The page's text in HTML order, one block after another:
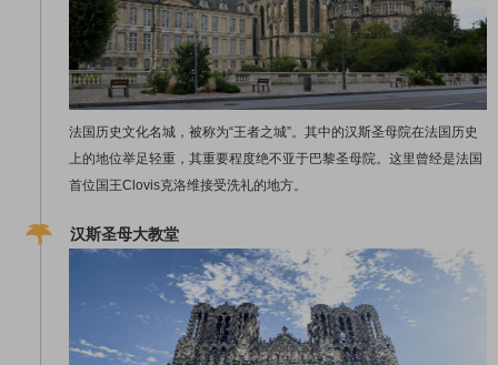
法国历史文化名城，被称为“王者之城”。其中的汉斯圣母院在法国历史
上的地位举足轻重，其重要程度绝不亚于巴黎圣母院。这里曾经是法国
首位国王Clovis克洛维接受洗礼的地方。
汉斯圣母大教堂